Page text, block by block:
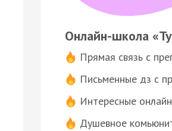
Онлайн-школа
Прямая связь с
Письменные дз с
Интересные
Душевное